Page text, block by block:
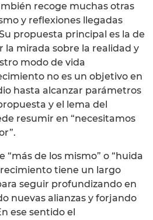
recoge muchas otras
y reflexiones llegadas
propuesta principal es la de
la mirada sobre la realidad y
modo de vida
no es un objetivo en
hasta alcanzar parámetros
y el lema del
resumir en “necesitamos
“más de los mismo” o “huida
tiene un largo
seguir profundizando en
nuevas alianzas y forjando
ese sentido el